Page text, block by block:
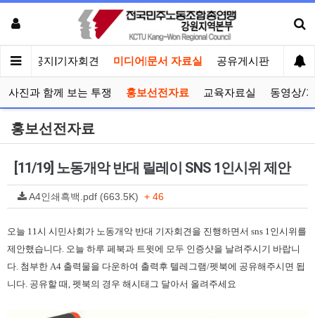
인 공지|기자회견 미디어|문서 자료실 공유게시판 선거
사진과 함께 보는 투쟁 홍보선전자료 교육자료실 동영상/
홍보선전자료
[11/19] 노동개악 반대 릴레이 SNS 1인시위 제안
A4인쇄흑백.pdf (663.5K) + 46
오늘 11시 시민사회가 노동개악 반대 기자회견을 진행하면서 sns 1인시위를
제안했습니다. 오늘 하루 페북과 트윗에 모두 인증샷을 날려주시기 바랍니
다. 첨부한 A4 출력물을 다운하여 출력후 텔레그램/펫북에 공유해주시면 됩
니다. 공유할 때, 펫북의 경우 해시태그 달아서 올려주세요